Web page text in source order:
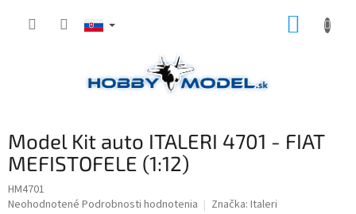
Model Kit auto ITALERI 4701 - FIAT
MEFISTOFELE (1:12)
HM4701
Priemerné
Neohodnotené Podrobnosti hodnotenia Značka: Italeri